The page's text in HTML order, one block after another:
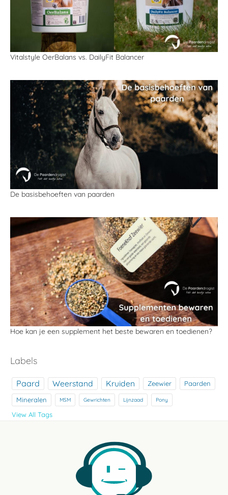
Vitalstyle OerBalans vs. DailyFit Balancer
De basisbehoeften van paarden
Hoe kan je een supplement het beste bewaren en toedienen?
Labels
Paard Weerstand Kruiden Zeewier
Paarden
Mineralen
MSM Gewrichten Lijnzaad Pony
View All Tags